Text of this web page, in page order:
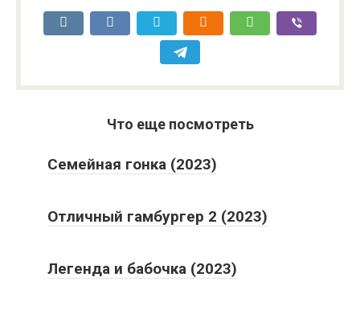
Что еще посмотреть
Семейная гонка (2023)
Отличный гамбургер 2 (2023)
Легенда и бабочка (2023)